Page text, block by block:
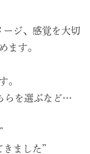
ージ、感覚を大切
ます。
。
らを選ぶなど…
きました”